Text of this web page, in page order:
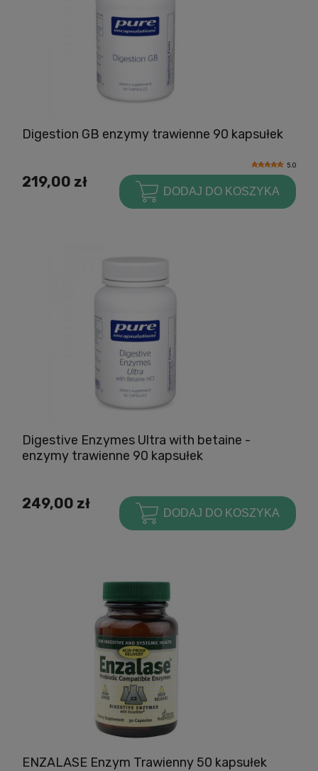
Digestion GB enzymy trawienne 90 kapsułek
5.0
219,00 zł
DODAJ DO KOSZYKA
Digestive Enzymes Ultra with betaine -
enzymy trawienne 90 kapsułek
249,00 zł
DODAJ DO KOSZYKA
ENZALASE Enzym Trawienny 50 kapsułek